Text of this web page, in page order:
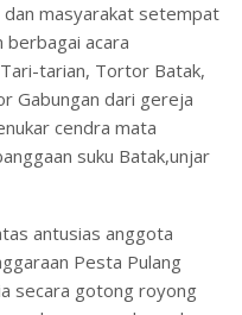
masyarakat setempat
berbagai acara
tarian, Tortor Batak,
Gabungan dari gereja
cendra mata
suku Batak,unjar
antusias anggota
Pesta Pulang
secara gotong royong